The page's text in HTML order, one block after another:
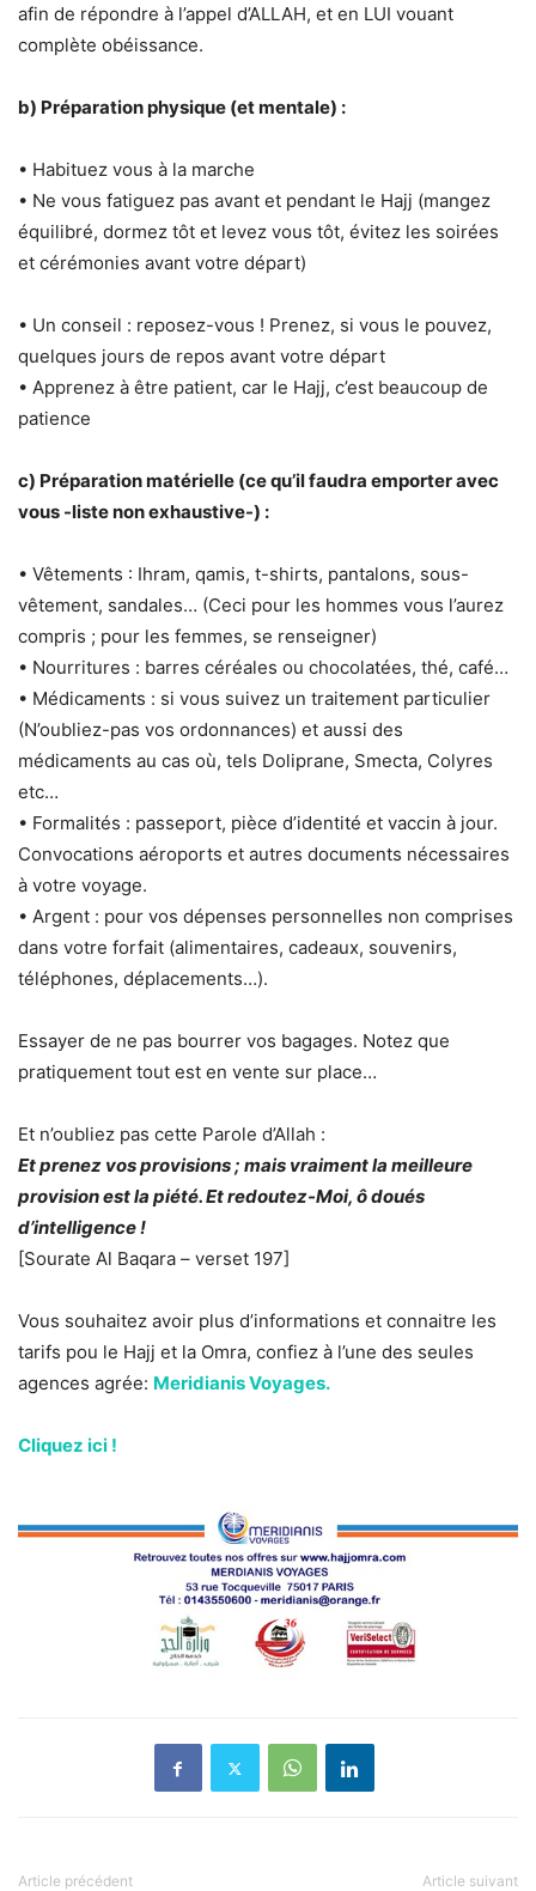
afin de répondre à l’appel d’ALLAH, et en LUI vouant
complète obéissance.
b) Préparation physique (et mentale) :
• Habituez vous à la marche
• Ne vous fatiguez pas avant et pendant le Hajj (mangez
équilibré, dormez tôt et levez vous tôt, évitez les soirées
et cérémonies avant votre départ)
• Un conseil : reposez-vous ! Prenez, si vous le pouvez,
quelques jours de repos avant votre départ
• Apprenez à être patient, car le Hajj, c’est beaucoup de
patience
c) Préparation matérielle (ce qu’il faudra emporter avec
vous -liste non exhaustive-) :
• Vêtements : Ihram, qamis, t-shirts, pantalons, sous-
vêtement, sandales… (Ceci pour les hommes vous l’aurez
compris ; pour les femmes, se renseigner)
• Nourritures : barres céréales ou chocolatées, thé, café…
• Médicaments : si vous suivez un traitement particulier
(N’oubliez-pas vos ordonnances) et aussi des
médicaments au cas où, tels Doliprane, Smecta, Colyres
etc…
• Formalités : passeport, pièce d’identité et vaccin à jour.
Convocations aéroports et autres documents nécessaires
à votre voyage.
• Argent : pour vos dépenses personnelles non comprises
dans votre forfait (alimentaires, cadeaux, souvenirs,
téléphones, déplacements…).
Essayer de ne pas bourrer vos bagages. Notez que
pratiquement tout est en vente sur place…
Et n’oubliez pas cette Parole d’Allah :
Et prenez vos provisions ; mais vraiment la meilleure
provision est la piété. Et redoutez-Moi, ô doués
d’intelligence !
[Sourate Al Baqara – verset 197]
Vous souhaitez avoir plus d’informations et connaitre les
tarifs pou le Hajj et la Omra, confiez à l’une des seules
agences agrée: Meridianis Voyages.
Cliquez ici !
Article précédent Article suivant